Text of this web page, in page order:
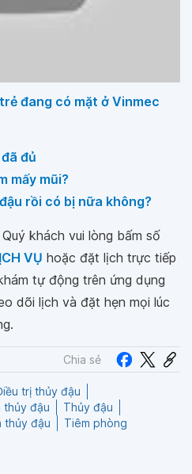
đang có mặt ở Vinmec
đủ
mấy mũi?
rồi có bị nữa không?
khách vui lòng bấm số
VỤ hoặc đặt lịch trực tiếp
tự động trên ứng dụng
dõi lịch và đặt hẹn mọi lúc
Chia sẻ
trị thủy đậu
thủy đậu
Thủy đậu
thủy đậu Tiêm phòng